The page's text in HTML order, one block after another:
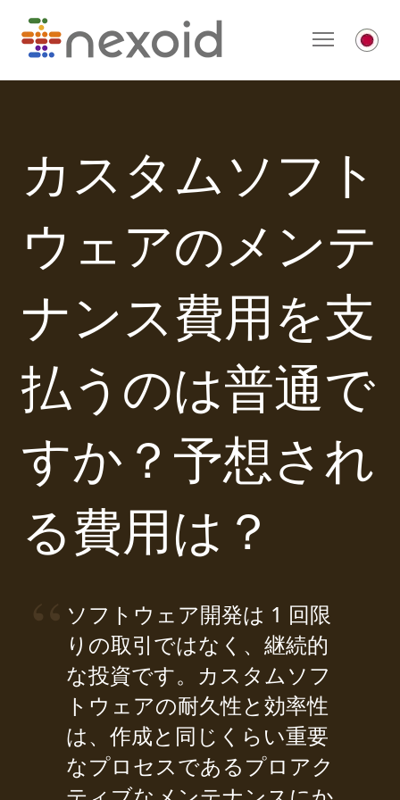
カスタムソフト
ウェアのメンテ
ナンス費用を支
払うのは普通で
すか？予想され
る費用は？
ソフトウェア開発は 1 回限
りの取引ではなく、継続的
な投資です。カスタムソフ
トウェアの耐久性と効率性
は、作成と同じくらい重要
なプロセスであるプロアク